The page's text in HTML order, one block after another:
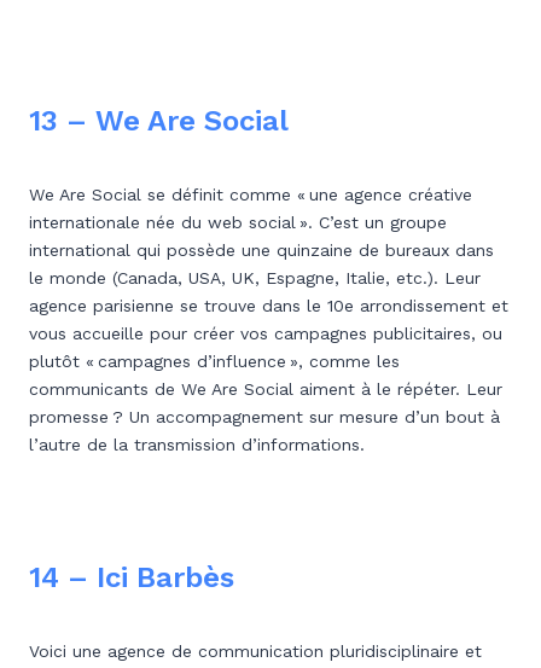
13 – We Are Social
We Are Social se définit comme « une agence créative
internationale née du web social ». C’est un groupe
international qui possède une quinzaine de bureaux dans
le monde (Canada, USA, UK, Espagne, Italie, etc.). Leur
agence parisienne se trouve dans le 10e arrondissement et
vous accueille pour créer vos campagnes publicitaires, ou
plutôt « campagnes d’influence », comme les
communicants de We Are Social aiment à le répéter. Leur
promesse ? Un accompagnement sur mesure d’un bout à
l’autre de la transmission d’informations.
14 – Ici Barbès
Voici une agence de communication pluridisciplinaire et